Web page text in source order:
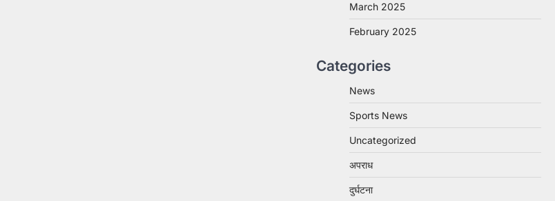
March 2025
February 2025
Categories
News
Sports News
Uncategorized
अपराध
दुर्घटना